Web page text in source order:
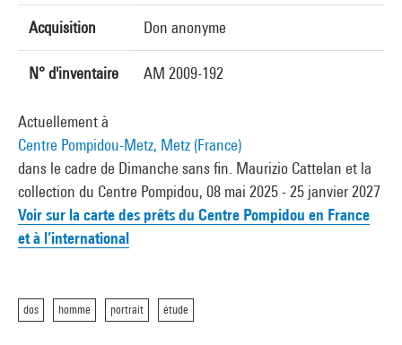
Acquisition Don anonyme
N° d'inventaire AM 2009-192
Actuellement à
Centre Pompidou-Metz, Metz (France)
dans le cadre de Dimanche sans fin. Maurizio Cattelan et la
collection du Centre Pompidou, 08 mai 2025 - 25 janvier 2027
Voir sur la carte des prêts du Centre Pompidou en France
et à l’international
dos homme portrait étude